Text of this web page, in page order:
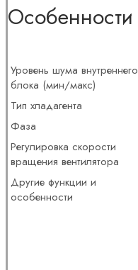
Особенности
Уровень шума внутреннего
блока (мин/макс)
Тип хладагента
Фаза
Регулировка скорости
вращения вентилятора
Другие функции и
особенности